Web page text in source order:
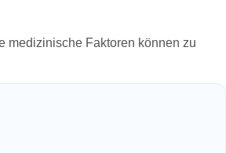
medizinische Faktoren können zu